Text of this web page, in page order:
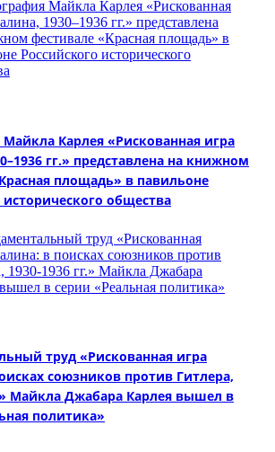
Карлея «Рискованная игра
гг.» представлена на книжном
площадь» в павильоне
исторического общества
труд «Рискованная игра
союзников против Гитлера,
Майкла Джабара Карлея вышел в
политика»